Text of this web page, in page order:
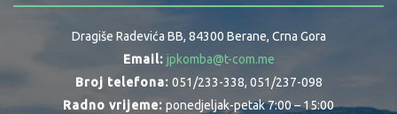
Dragiše Radevića BB, 84300 Berane, Crna Gora
Email: jpkomba@t-com.me
Broj telefona: 051/233-338, 051/237-098
Radno vrijeme: ponedjeljak-petak 7:00 – 15:00